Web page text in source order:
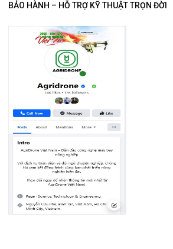
BẢO HÀNH – HỖ TRỢ KỸ THUẬT TRỌN ĐỜI